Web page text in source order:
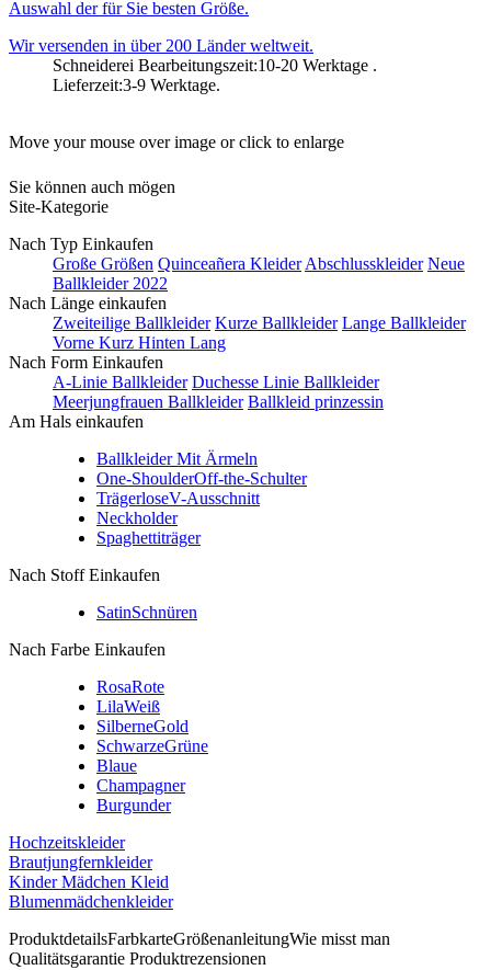
Auswahl der für Sie besten Größe.
Wir versenden in über 200 Länder weltweit.
Schneiderei Bearbeitungszeit:10-20 Werktage .
Lieferzeit:3-9 Werktage.
Move your mouse over image or click to enlarge
Sie können auch mögen
Site-Kategorie
Nach Typ Einkaufen
Große Größen Quinceañera KleiderAbschlusskleider Neue
Ballkleider 2022
Nach Länge einkaufen
Zweiteilige Ballkleider Kurze Ballkleider Lange Ballkleider
Vorne Kurz Hinten Lang
Nach Form Einkaufen
A-Linie Ballkleider Duchesse Linie Ballkleider
Meerjungfrauen Ballkleider Ballkleid prinzessin
Am Hals einkaufen
Ballkleider Mit Ärmeln
One-ShoulderOff-the-Schulter
TrägerloseV-Ausschnitt
Neckholder
Spaghettiträger
Nach Stoff Einkaufen
SatinSchnüren
Nach Farbe Einkaufen
RosaRote
LilaWeiß
SilberneGold
SchwarzeGrüne
Blaue
Champagner
Burgunder
Hochzeitskleider
Brautjungfernkleider
Kinder Mädchen Kleid
Blumenmädchenkleider
ProduktdetailsFarbkarteGrößenanleitungWie misst man
Qualitätsgarantie Produktrezensionen